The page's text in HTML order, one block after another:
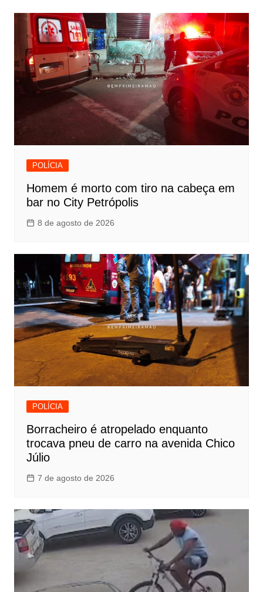
POLÍCIA
Homem é morto com tiro na cabeça em
bar no City Petrópolis
8 de agosto de 2026
POLÍCIA
Borracheiro é atropelado enquanto
trocava pneu de carro na avenida Chico
Júlio
7 de agosto de 2026